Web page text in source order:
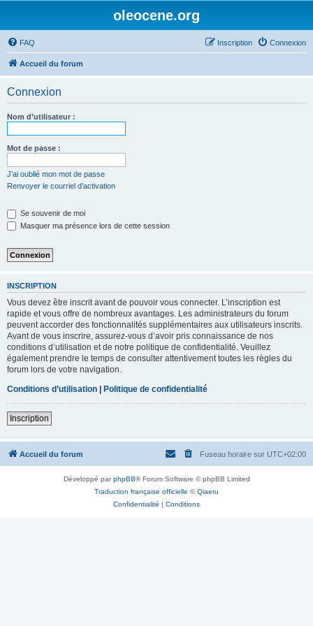
oleocene.org
FAQ Connexion
Inscription
Accueil du forum
Connexion
Nom d’utilisateur :
Mot de passe :
J’ai oublié mon mot de passe
Renvoyer le courriel d’activation
Se souvenir de moi
Masquer ma présence lors de cette session
INSCRIPTION
Vous devez être inscrit avant de pouvoir vous connecter. L’inscription est
rapide et vous offre de nombreux avantages. Les administrateurs du forum
peuvent accorder des fonctionnalités supplémentaires aux utilisateurs inscrits.
Avant de vous inscrire, assurez-vous d’avoir pris connaissance de nos
conditions d’utilisation et de notre politique de confidentialité. Veuillez
également prendre le temps de consulter attentivement toutes les règles du
forum lors de votre navigation.
Conditions d’utilisation | Politique de confidentialité
Inscription
Accueil du forum Fuseau horaire sur UTC+02:00
Développé parphpBB® Forum Software © phpBB Limited
Traduction française officielle ©Qiaeru
Confidentialité | Conditions